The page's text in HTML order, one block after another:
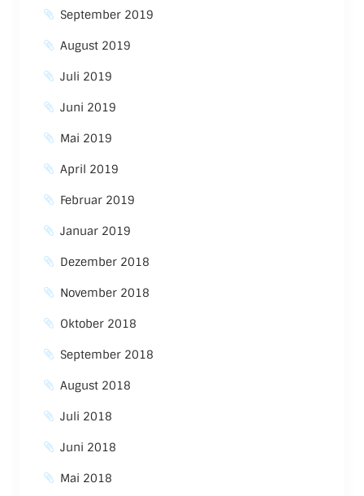
September 2019
August 2019
Juli 2019
Juni 2019
Mai 2019
April 2019
Februar 2019
Januar 2019
Dezember 2018
November 2018
Oktober 2018
September 2018
August 2018
Juli 2018
Juni 2018
Mai 2018